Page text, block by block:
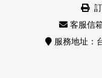
客服信
服務地址：